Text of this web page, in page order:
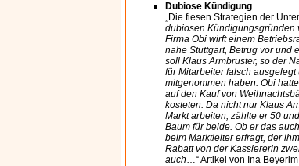
Dubiose Kündigung
„Die fiesen Strategien der
dubiosen Kündigungsgründen
Firma Obi wirft einem
nahe Stuttgart, Betrug vor und
soll Klaus Armbruster, so der
für Mitarbeiter falsch
mitgenommen haben. Obi
auf den Kauf von
kosteten. Da nicht nur Klaus
Markt arbeiten, zählte er 50
Baum für beide. Ob er das
beim Marktleiter erfragt, der
Rabatt von der Kassiererin
auch…“Artikel von Ina